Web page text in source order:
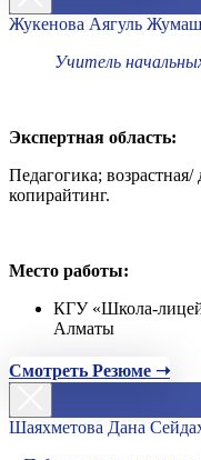
Жукенова Аягуль
Учитель
Экспертная область:
Педагогика; возрастная/
копирайтинг.
Место работы:
КГУ «Школа-
Алматы
Смотреть Резюме ➝
Шаяхметова Дана